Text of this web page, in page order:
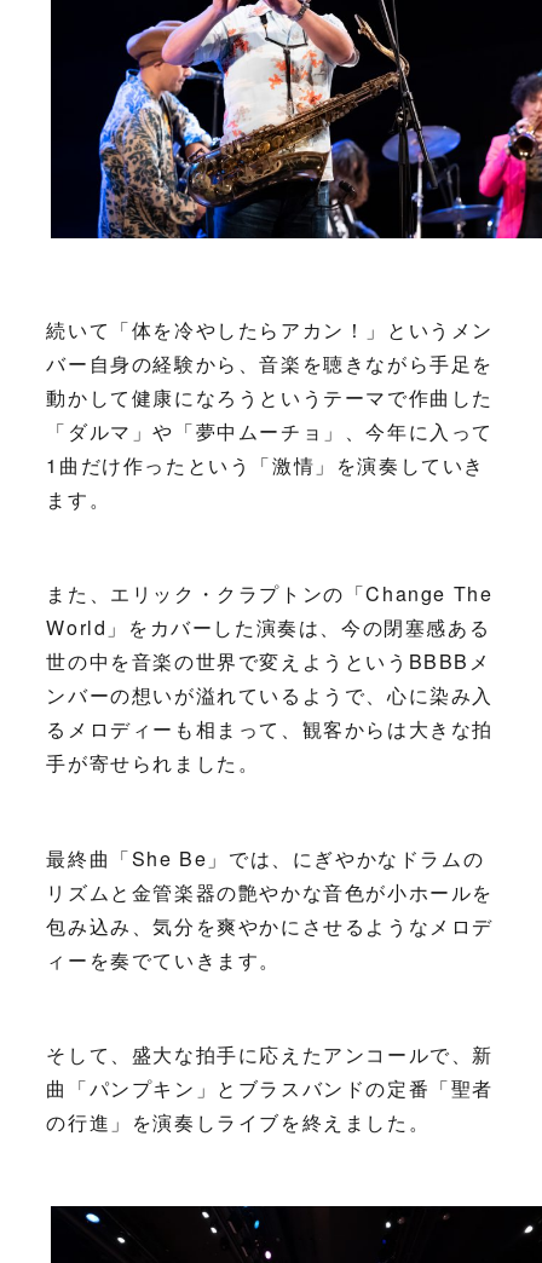
続いて「体を冷やしたらアカン！」というメン
バー自身の経験から、音楽を聴きながら手足を
動かして健康になろうというテーマで作曲した
「ダルマ」や「夢中ムーチョ」、今年に入って
1曲だけ作ったという「激情」を演奏していき
ます。
また、エリック・クラプトンの「Change The
World」をカバーした演奏は、今の閉塞感ある
世の中を音楽の世界で変えようというBBBBメ
ンバーの想いが溢れているようで、心に染み入
るメロディーも相まって、観客からは大きな拍
手が寄せられました。
最終曲「She Be」では、にぎやかなドラムの
リズムと金管楽器の艶やかな音色が小ホールを
包み込み、気分を爽やかにさせるようなメロデ
ィーを奏でていきます。
そして、盛大な拍手に応えたアンコールで、新
曲「パンプキン」とブラスバンドの定番「聖者
の行進」を演奏しライブを終えました。